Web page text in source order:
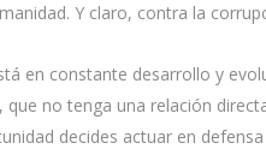
Y claro, contra la
en constante desarrollo y
no tenga una relación
decides actuar en